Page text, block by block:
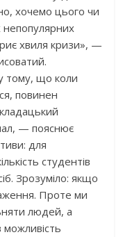
хочемо цього чи
хвиля кризи», —
тому, що коли
повинен
— пояснює
для
студентів
Зрозуміло: якщо
Проте ми
людей, а